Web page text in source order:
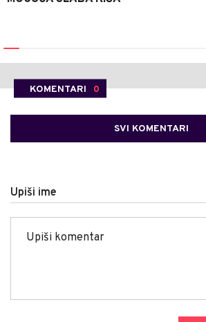
KOMENTARI 0
SVI KOMENTARI
Upiši ime